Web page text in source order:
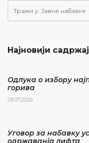
Најновији садржај
Одлука о избору
горива
28.07.2026.
Уговор за набавку
одржаванја лифта